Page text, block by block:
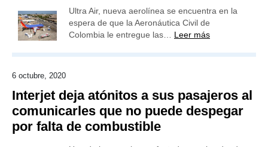
Ultra Air, nueva aerolínea se encuentra en la
espera de que la Aeronáutica Civil de
Colombia le entregue las… Leer más
6 octubre, 2020
Interjet deja atónitos a sus pasajeros al
comunicarles que no puede despegar
por falta de combustible